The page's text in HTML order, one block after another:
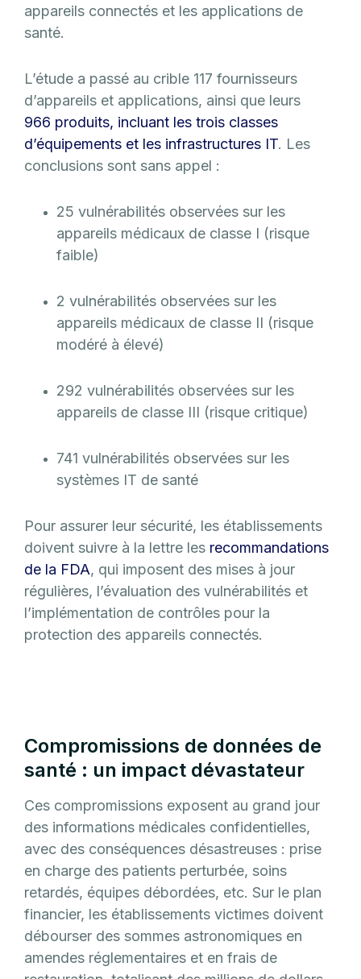
appareils connectés et les applications de
santé.
L’étude a passé au crible 117 fournisseurs
d’appareils et applications, ainsi que leurs
966 produits, incluant les trois classes
d’équipements et les infrastructures IT. Les
conclusions sont sans appel :
25 vulnérabilités observées sur les
appareils médicaux de classe I (risque
faible)
2 vulnérabilités observées sur les
appareils médicaux de classe II (risque
modéré à élevé)
292 vulnérabilités observées sur les
appareils de classe III (risque critique)
741 vulnérabilités observées sur les
systèmes IT de santé
Pour assurer leur sécurité, les établissements
doivent suivre à la lettre les recommandations
de la FDA, qui imposent des mises à jour
régulières, l’évaluation des vulnérabilités et
l’implémentation de contrôles pour la
protection des appareils connectés.
Compromissions de données de
santé : un impact dévastateur
Ces compromissions exposent au grand jour
des informations médicales confidentielles,
avec des conséquences désastreuses : prise
en charge des patients perturbée, soins
retardés, équipes débordées, etc. Sur le plan
financier, les établissements victimes doivent
débourser des sommes astronomiques en
amendes réglementaires et en frais de